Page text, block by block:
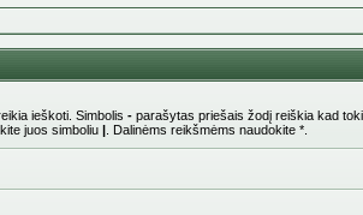
ieškoti. Simbolis - parašytas priešais žodį reiškia kad
juos simboliu | . Dalinėms reikšmėms naudokite *.